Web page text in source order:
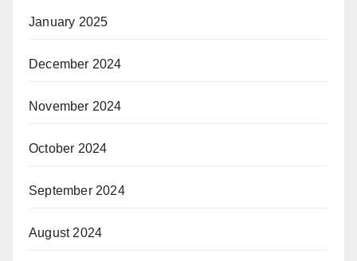
January 2025
December 2024
November 2024
October 2024
September 2024
August 2024